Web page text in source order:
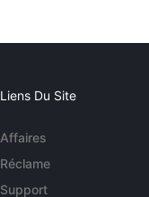
Liens Du Site
Affaires
Réclame
Support